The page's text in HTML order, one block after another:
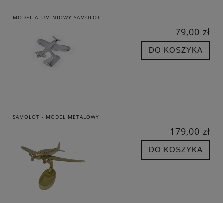
MODEL ALUMINIOWY SAMOLOT
79,00 zł
DO KOSZYKA
SAMOLOT - MODEL METALOWY
179,00 zł
DO KOSZYKA